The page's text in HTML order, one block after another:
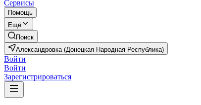
Сервисы
Помощь
Ещё
Поиск
Александровка (Донецкая Народная Республика)
Войти
Войти
Зарегистрироваться